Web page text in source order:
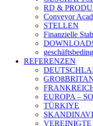
RD &
Conveyor
STELLEN
Finanzielle
REFERENZEN
EUROPA –
TÜRKIYE
VEREINIGTE